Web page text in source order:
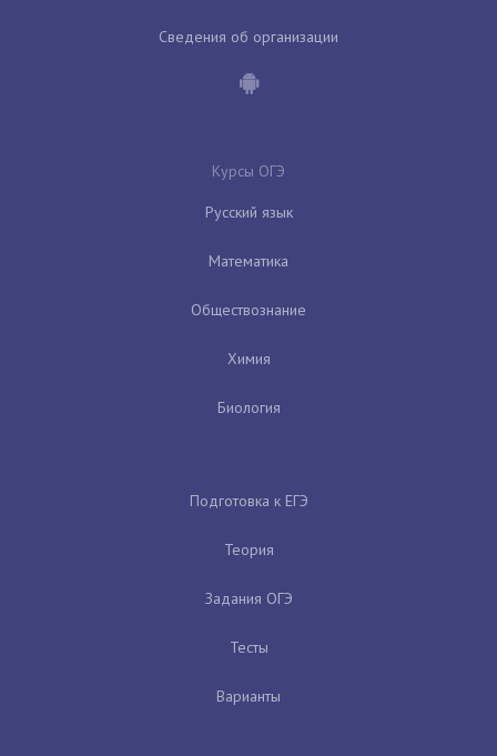
Сведения об организации
Курсы ОГЭ
Русский язык
Математика
Обществознание
Химия
Биология
Подготовка к ЕГЭ
Теория
Задания ОГЭ
Тесты
Варианты